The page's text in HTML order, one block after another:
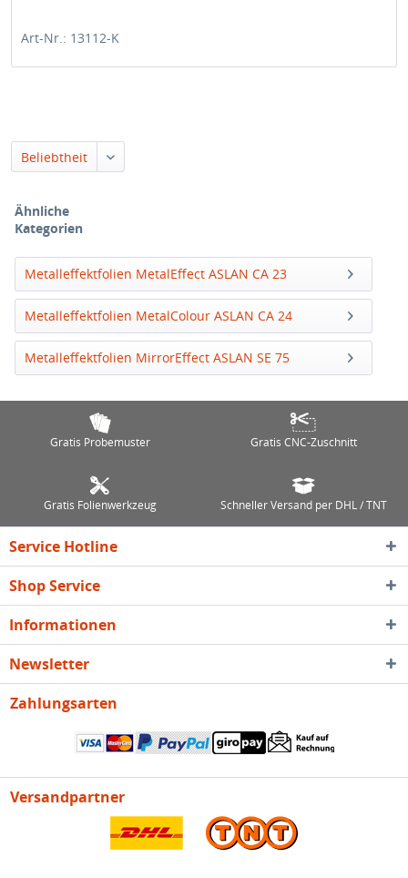
Art-Nr.: 13112-K
Beliebtheit
Ähnliche
Kategorien
Metalleffektfolien MetalEffect ASLAN CA 23
Metalleffektfolien MetalColour ASLAN CA 24
Metalleffektfolien MirrorEffect ASLAN SE 75
Gratis Probemuster Gratis CNC-Zuschnitt
Gratis Folienwerkzeug Schneller Versand per DHL / TNT
Service Hotline
Shop Service
Informationen
Newsletter
Zahlungsarten
Versandpartner